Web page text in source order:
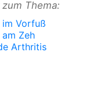
Thema:
im Vorfuß
Zeh
Arthritis